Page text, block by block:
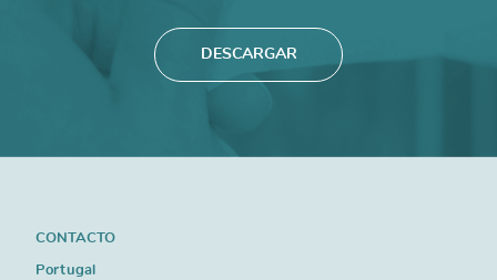
DESCARGAR
CONTACTO
Portugal